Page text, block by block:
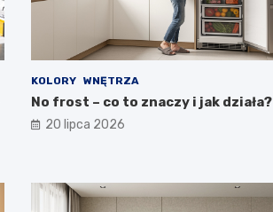
KOLORY WNĘTRZA
No frost – co to znaczy i jak działa?
20 lipca 2026